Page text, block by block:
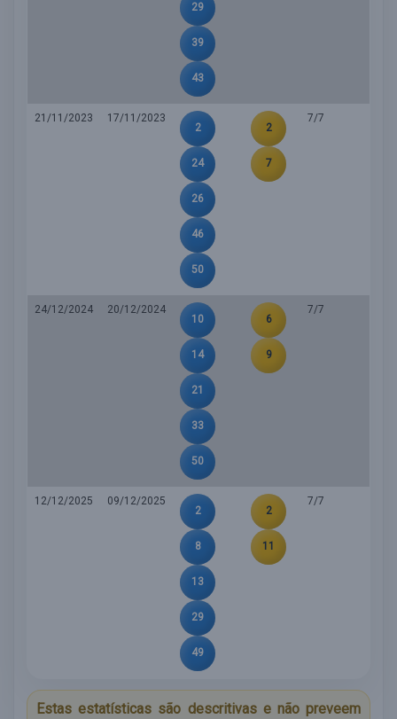
29
39
43
21/11/2023
17/11/2023
2
24
26
46
50
2
7
7/7
24/12/2024
20/12/2024
10
14
21
33
50
6
9
7/7
12/12/2025
09/12/2025
2
8
13
29
49
2
11
7/7
Estas estatísticas são descritivas e não preveem